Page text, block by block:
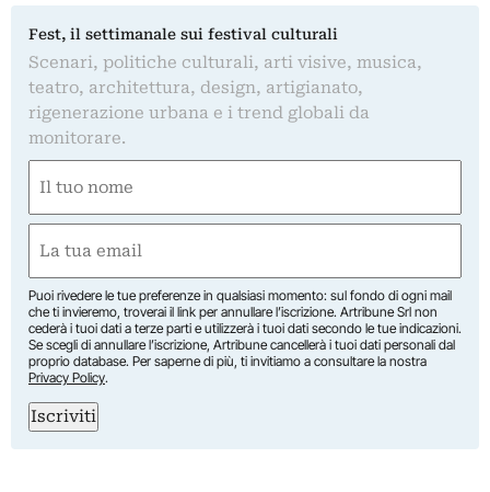
Fest, il settimanale sui festival culturali
Scenari, politiche culturali, arti visive, musica,
teatro, architettura, design, artigianato,
rigenerazione urbana e i trend globali da
monitorare.
(Obbligatorio)
Nome
(Obbligatorio)
Puoi rivedere le tue preferenze in qualsiasi momento: sul fondo di ogni mail
che ti invieremo, troverai il link per annullare l’iscrizione. Artribune Srl non
cederà i tuoi dati a terze parti e utilizzerà i tuoi dati secondo le tue indicazioni.
Se scegli di annullare l’iscrizione, Artribune cancellerà i tuoi dati personali dal
proprio database. Per saperne di più, ti invitiamo a consultare la nostra
Privacy Policy.
Iscriviti